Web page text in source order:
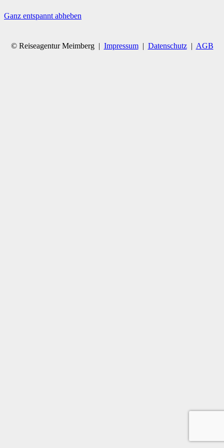
Ganz entspannt abheben
© Reiseagentur Meimberg | Impressum| Datenschutz| AGB